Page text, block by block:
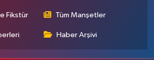
Fikstür Tüm Manşetler
Haber Arşivi